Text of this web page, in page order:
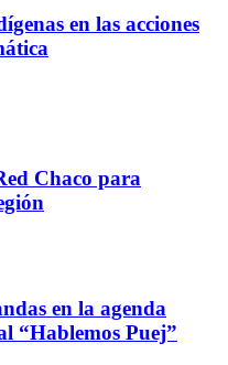
en las acciones
Chaco para
en la agenda
“Hablemos Puej”